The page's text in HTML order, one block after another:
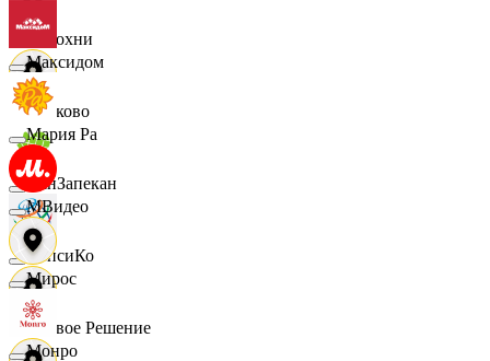
Отдохни
Очаково
ПанЗапекан
ПепсиКо
Первое Решение
Максидом
Мария Ра
МВидео
Мирос
Монро